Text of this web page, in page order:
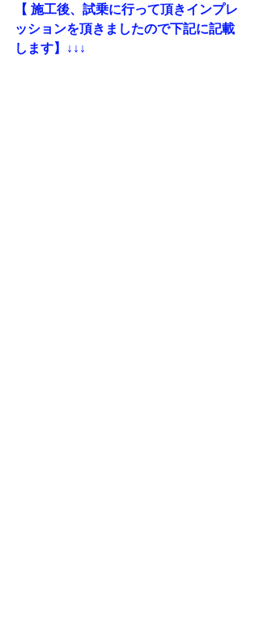
【 施工後、試乗に行って頂きインプレ
ッションを頂きましたので下記に記載
します】↓↓↓